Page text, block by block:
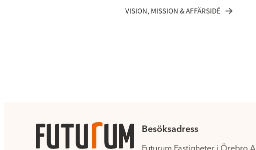
VISION, MISSION & AFFÄRSIDÉ
Besöksadress